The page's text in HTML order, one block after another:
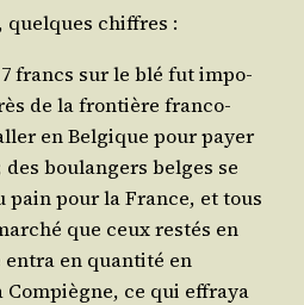
quelques chiffres :
francs sur le blé fut impo­
de la fron­tière fran­co-
en Bel­gique pour payer
bou­lan­gers belges se
pour la France, et tous
que ceux res­tés en
en quan­ti­té en
Com­piègne, ce qui effraya